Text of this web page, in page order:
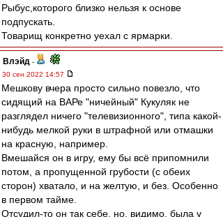
Рыбус,которого близко нельзя к основе
подпускать.
Товарищ конкретно уехал с ярмарки.
Влэйд -
30 сен 2022 14:57
Мешкову вчера просто сильно повезло, что
сидящий на ВАРе "ничейный" Кукуляк не
разглядел ничего "телевизионного", типа какой-
нибудь мелкой руки в штрафной или отмашки
на красную, например.
Вмешайся он в игру, ему бы всё припомнили
потом, а пропущенной грубости (с обеих
сторон) хватало, и на желтую, и без. Особенно
в первом тайме.
Отсудил-то он так себе, но, видимо, была у